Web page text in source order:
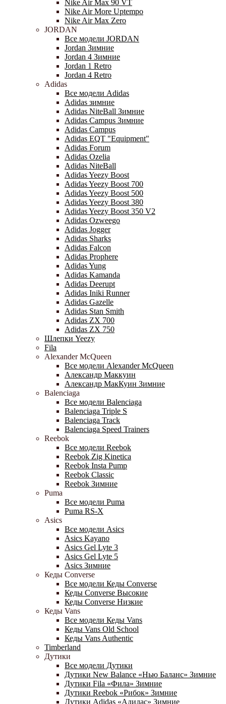
Nike Air Max 90 VT
Nike Air More Uptempo
Nike Air Max Zero
JORDAN
Все модели JORDAN
Jordan Зимние
Jordan 4 Зимние
Jordan 1 Retro
Jordan 4 Retro
Adidas
Все модели Adidas
Adidas зимние
Adidas NiteBall Зимние
Adidas Campus Зимние
Adidas Campus
Adidas EQT "Equipment"
Adidas Forum
Adidas Ozelia
Adidas NiteBall
Adidas Yeezy Boost
Adidas Yeezy Boost 700
Adidas Yeezy Boost 500
Adidas Yeezy Boost 380
Adidas Yeezy Boost 350 V2
Adidas Ozweego
Adidas Jogger
Adidas Sharks
Adidas Falcon
Adidas Prophere
Adidas Yung
Adidas Kamanda
Adidas Deerupt
Adidas Iniki Runner
Adidas Gazelle
Adidas Stan Smith
Adidas ZX 700
Adidas ZX 750
Шлепки Yeezy
Fila
Alexander McQueen
Все модели Alexander McQueen
Александр Маккуин
Александр МакКуин Зимние
Balenciaga
Все модели Balenciaga
Balenciaga Triple S
Balenciaga Track
Balenciaga Speed Trainers
Reebok
Все модели Reebok
Reebok Zig Kinetica
Reebok Insta Pump
Reebok Classic
Reebok Зимние
Puma
Все модели Puma
Puma RS-X
Asics
Все модели Asics
Asics Kayano
Asics Gel Lyte 3
Asics Gel Lyte 5
Asics Зимние
Кеды Converse
Все модели Кеды Converse
Кеды Converse Высокие
Кеды Converse Низкие
Кеды Vans
Все модели Кеды Vans
Кеды Vans Old School
Кеды Vans Authentic
Timberland
Дутики
Все модели Дутики
Дутики New Balance «Нью Баланс» Зимние
Дутики Fila «Фила» Зимние
Дутики Reebok «Рибок» Зимние
Дутики Adidas «Адидас» Зимние